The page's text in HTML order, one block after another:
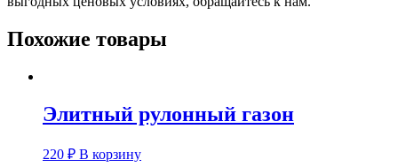
Похожие товары
Элитный рулонный газон
220 ₽ В корзину